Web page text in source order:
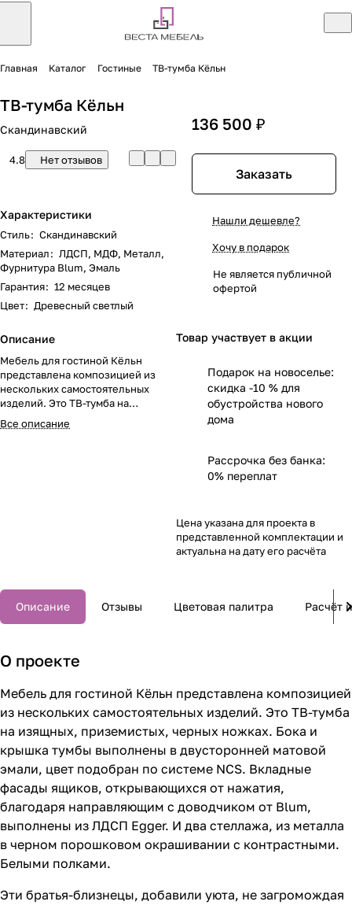
Главная Каталог Гостиные ТВ-тумба Кёльн
ТВ-тумба Кёльн
Скандинавский
4.8 Нет отзывов
Характеристики
Стиль: Скандинавский
Материал: ЛДСП, МДФ, Металл,
Фурнитура Blum, Эмаль
Гарантия: 12 месяцев
Цвет: Древесный светлый
Описание
Мебель для гостиной Кёльн
представлена композицией из
нескольких самостоятельных
изделий. Это ТВ-тумба на
изящных, приземистых, черных
ножках.
Все описание
136 500 ₽
Заказать
Нашли дешевле?
Хочу в подарок
Не является публичной
офертой
Товар участвует в акции
Подарок на новоселье:
скидка -10 % для
обустройства нового
дома
Рассрочка без банка:
0% переплат
Цена указана для проекта в
представленной комплектации и
актуальна на дату его расчёта
Описание Отзывы Цветовая палитра Расчёт
О проекте
Мебель для гостиной Кёльн представлена композицией
из нескольких самостоятельных изделий. Это ТВ-тумба
на изящных, приземистых, черных ножках. Бока и
крышка тумбы выполнены в двусторонней матовой
эмали, цвет подобран по системе NCS. Вкладные
фасады ящиков, открывающихся от нажатия,
благодаря направляющим с доводчиком от Blum,
выполнены из ЛДСП Egger. И два стеллажа, из металла
в черном порошковом окрашивании с контрастными.
Белыми полками.
Эти братья-близнецы, добавили уюта, не загромождая